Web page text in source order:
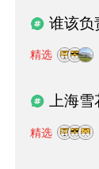
谁该负
精选
上海
精选